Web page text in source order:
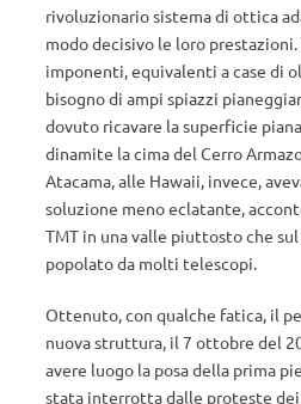
rivoluzionario sistema di ottica
modo decisivo le loro
imponenti, equivalenti a case di
bisogno di ampi spiazzi
dovuto ricavare la superficie
dinamite la cima del Cerro
Atacama, alle Hawaii, invece,
soluzione meno eclatante,
TMT in una valle piuttosto che
popolato da molti telescopi.
Ottenuto, con qualche fatica, il
nuova struttura, il 7 ottobre del
avere luogo la posa della prima
stata interrotta dalle proteste